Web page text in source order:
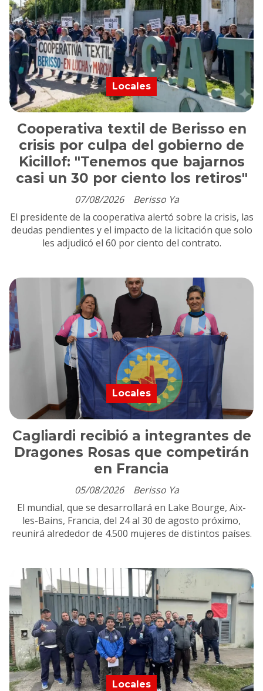
Cooperativa textil de Berisso en
crisis por culpa del gobierno de
Kicillof: "Tenemos que bajarnos
casi un 30 por ciento los retiros"
Berisso Ya
Locales
07/08/2026
El presidente de la cooperativa alertó sobre la crisis, las
deudas pendientes y el impacto de la licitación que solo
les adjudicó el 60 por ciento del contrato.
Cagliardi recibió a integrantes de
Dragones Rosas que competirán
en Francia
Berisso Ya
Locales
05/08/2026
El mundial, que se desarrollará en Lake Bourge, Aix-
les-Bains, Francia, del 24 al 30 de agosto próximo,
reunirá alrededor de 4.500 mujeres de distintos países.
Locales